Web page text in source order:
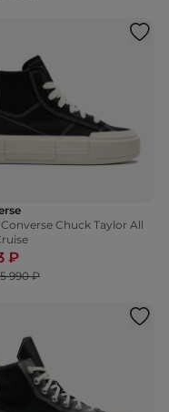
Chuck Taylor All
₽
990 ₽